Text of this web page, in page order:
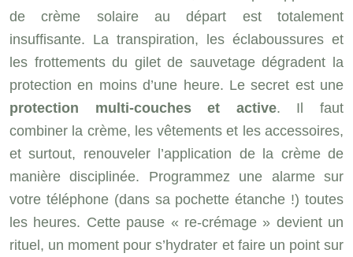
de crème solaire au départ est totalement
insuffisante. La transpiration, les éclaboussures et
les frottements du gilet de sauvetage dégradent la
protection en moins d’une heure. Le secret est une
protection multi-couches et active. Il faut
combiner la crème, les vêtements et les accessoires,
et surtout, renouveler l’application de la crème de
manière disciplinée. Programmez une alarme sur
votre téléphone (dans sa pochette étanche !) toutes
les heures. Cette pause « re-crémage » devient un
rituel, un moment pour s’hydrater et faire un point sur